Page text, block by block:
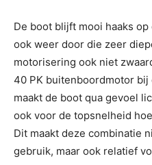
De boot blijft mooi haaks
ook weer door die zeer
motorisering ook niet
40 PK buitenboordmotor
maakt de boot qua gevoel
ook voor de topsnelheid
Dit maakt deze combinatie
gebruik, maar ook relatief